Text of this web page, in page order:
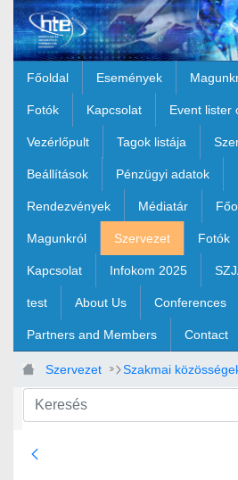
Ugrás a fő tartalomhoz
Főoldal Események
Fotók Kapcsolat Event lister
Vezérlőpult Tagok listája
Beállítások Pénzügyi adatok
Rendezvények Médiatár
Magunkról Szervezet Fotók
Kapcsolat Infokom 2025
test About Us Conferences
Partners and Members Contact
Szervezet Szakmai
Szenior szakosztály Szenior